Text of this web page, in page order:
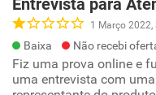
Entrevista para
1 Março 2022,
Baixa Não recebi
Fiz uma prova online e
uma entrevista com